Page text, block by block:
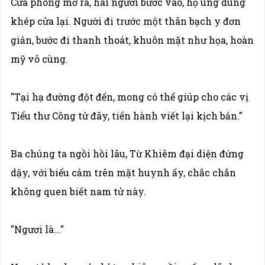
khép cửa lại. Người đi trước một thân bạch y đơn
giản, bước đi thanh thoát, khuôn mặt như họa, hoàn
mỹ vô cùng.
"Tại hạ đường đột đến, mong có thể giúp cho các vị
Tiểu thư Công tử đây, tiến hành viết lại kịch bản."
Ba chúng ta ngồi hồi lâu, Từ Khiêm đại diện đứng
dậy, với biểu cảm trên mặt huynh ấy, chắc chắn
không quen biết nam tử này.
"Ngươi là..."